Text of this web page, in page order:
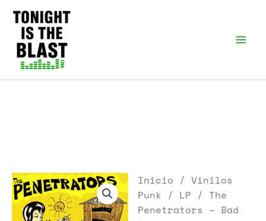
contenido
Inicio /Vinilos
Punk / LP / The
Penetrators – Bad